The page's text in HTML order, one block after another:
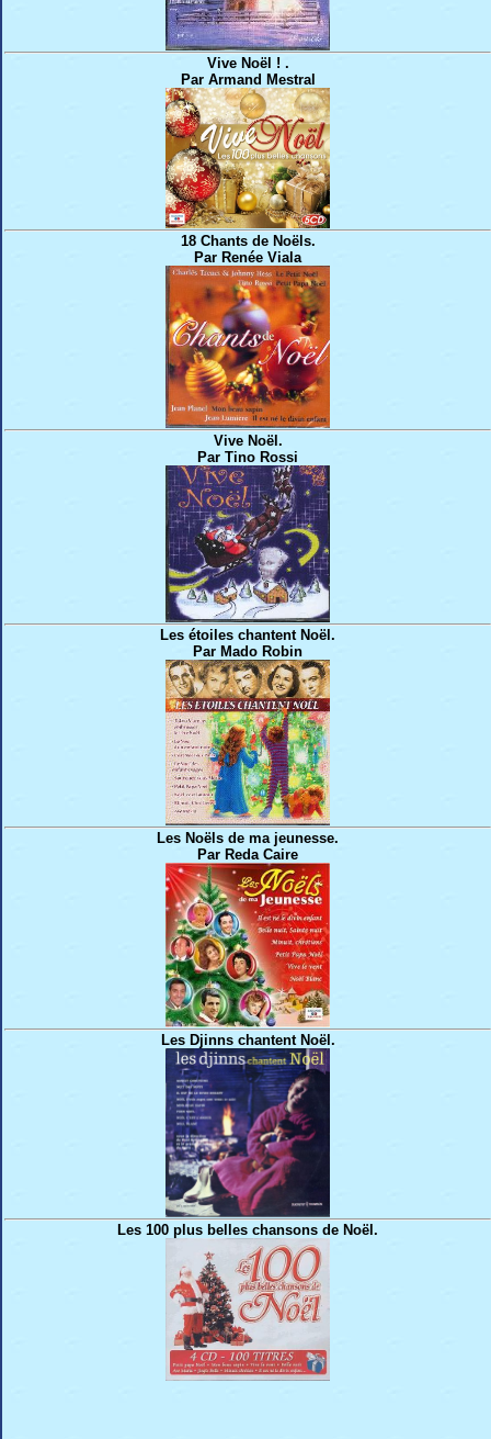
Vive Noël ! .
Par Armand Mestral
18 Chants de Noëls.
Par Renée Viala
Vive Noël.
Par Tino Rossi
Les étoiles chantent Noël.
Par Mado Robin
Les Noëls de ma jeunesse.
Par Reda Caire
Les Djinns chantent Noël.
Les 100 plus belles chansons de Noël.